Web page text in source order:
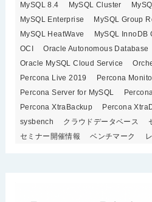
MySQL 8.4
MySQL Cluster
MySQL Enterprise
MySQL Group
MySQL HeatWave
MySQL InnoDB
OCI
Oracle Autonomous Database
Oracle MySQL Cloud Service
Percona Live 2019
Percona
Percona Server for MySQL
Percona XtraBackup
Percona
sysbench
クラウドデータベース
セミナー開催情報
ベンチマーク